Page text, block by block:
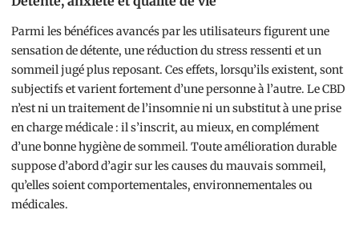
Parmi les bénéfices avancés par les utilisateurs figurent une
sensation de détente, une réduction du stress ressenti et un
sommeil jugé plus reposant. Ces effets, lorsqu’ils existent, sont
subjectifs et varient fortement d’une personne à l’autre. Le CBD
n’est ni un traitement de l’insomnie ni un substitut à une prise
en charge médicale : il s’inscrit, au mieux, en complément
d’une bonne hygiène de sommeil. Toute amélioration durable
suppose d’abord d’agir sur les causes du mauvais sommeil,
qu’elles soient comportementales, environnementales ou
médicales.